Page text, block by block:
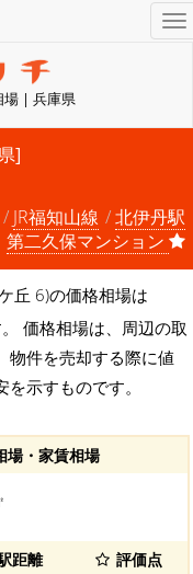
場 | 兵庫県
]
JR福知山線
北伊丹駅
第二久保マンション
丘 6)の価格相場は
価格相場は、周辺の取
物件を売却する際に値
示すものです。
場・家賃相場
距離 評価点